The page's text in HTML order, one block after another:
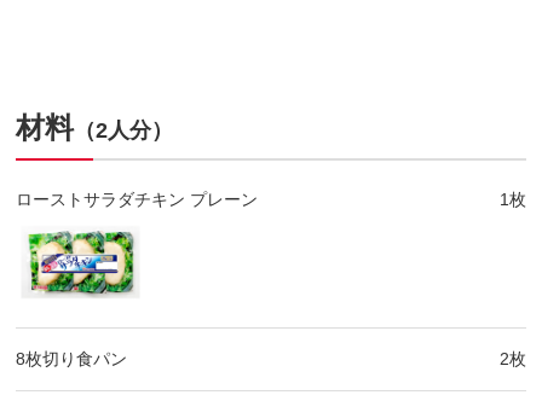
材料（2人分）
ローストサラダチキン プレーン 1枚
8枚切り食パン 2枚